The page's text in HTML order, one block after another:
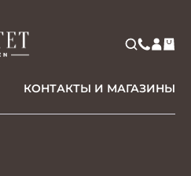
КОНТАКТЫ И МАГАЗИНЫ